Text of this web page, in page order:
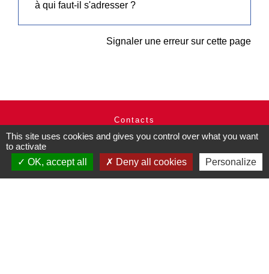
à qui faut-il s'adresser ?
Signaler une erreur sur cette page
Contacts
Commune de Pullay
27130 Pullay - FRANCE
+33 2 32 32 18 58
This site uses cookies and gives you control over what you want
to activate
OK, accept all
Deny all cookies Personalize